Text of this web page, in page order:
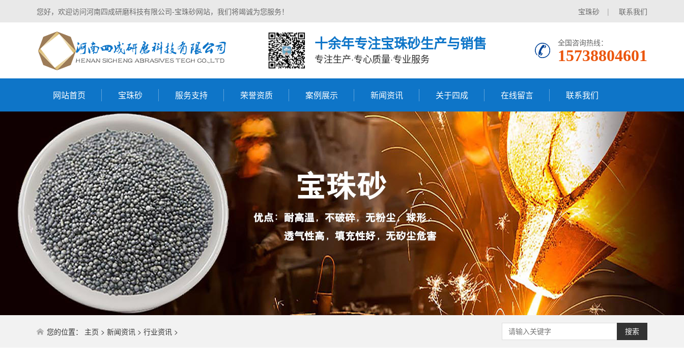
宝珠砂 | 联系我们
您好，欢迎访问河南四成研磨科技有限公司-宝珠砂网站，我们将竭诚为您服务！
十余年专注宝珠砂生产与销售
专注生产·专心质量·专业服务
全国咨询热线：
15738804601
网站首页 宝珠砂 服务支持 荣誉资质 案例展示 新闻资讯 关于四成 在线留言 联系我们
搜索
您的位置： 主页 > 新闻资讯 > 行业资讯 >